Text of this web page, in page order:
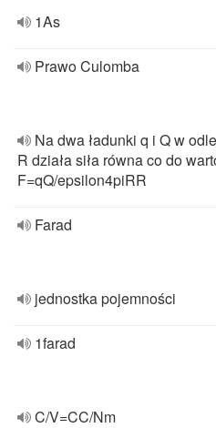
1As
Prawo Culomba
Na dwa ładunki q i Q w
R działa siła równa co do
F=qQ/epsilon4piRR
Farad
jednostka pojemności
1farad
C/V=CC/Nm